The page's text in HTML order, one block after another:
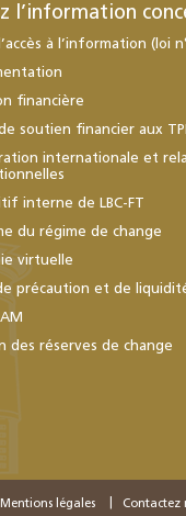
l’information
à l’information (loi
financière
soutien financier aux
internationale et
interne de LBC-FT
du régime de change
virtuelle
précaution et de liquidité
des réserves de change
Mentions légales Contactez